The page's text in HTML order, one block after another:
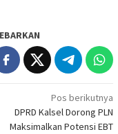
Pos berikutnya
DPRD Kalsel Dorong PLN
Maksimalkan Potensi EBT